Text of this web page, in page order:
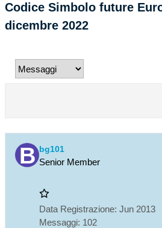
Codice Simbolo future
dicembre 2022
bg101
Senior Member
Data Registrazione: Jun 2013
Messaggi: 102